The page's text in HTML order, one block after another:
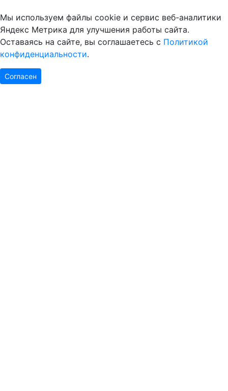
Мы используем файлы cookie и сервис веб-аналитики
Яндекс Метрика для улучшения работы сайта.
Оставаясь на сайте, вы соглашаетесь с Политикой
конфиденциальности.
Согласен